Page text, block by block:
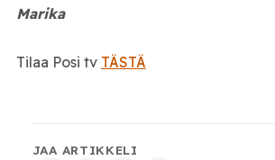
Marika
Tilaa Posi tv TÄSTÄ
JAA ARTIKKELI